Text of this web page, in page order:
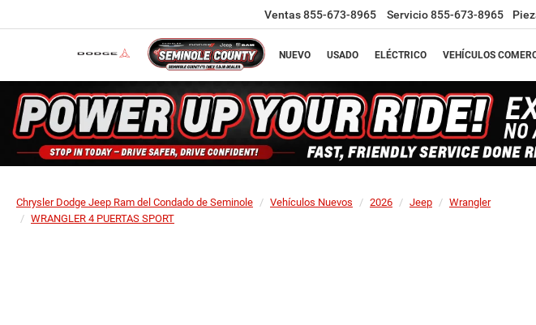
Ventas855-673-8965 Servicio855-673-8965
NUEVO USADO ELÉCTRICO VEHÍCULOS
Chrysler Dodge Jeep Ram del Condado de Seminole Vehículos Nuevos 2026 Jeep
Wrangler
WRANGLER 4 PUERTAS SPORT